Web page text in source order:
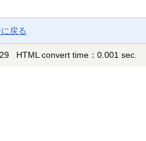
戻る
HTML convert time：0.001 sec.